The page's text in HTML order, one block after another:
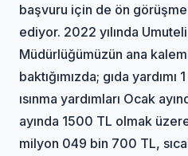
başvuru için de ön görüşme
ediyor. 2022 yılında
Müdürlüğümüzün ana
baktığımızda; gıda
ısınma yardımları Ocak
ayında 1500 TL olmak
milyon 049 bin 700 TL,